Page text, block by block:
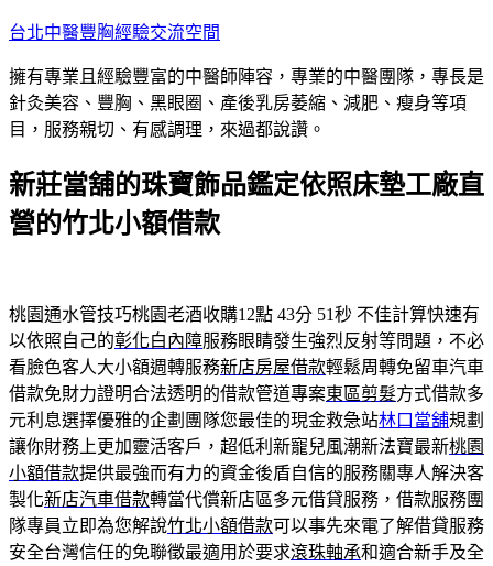
跳
主
要
內
台北中醫豐胸經驗交流空間
擁有專業且經驗豐富的中醫師陣容，專業的中醫團隊，專長是
針灸美容、豐胸、黑眼圈、產後乳房萎縮、減肥、瘦身等項
目，服務親切、有感調理，來過都說讚。
新莊當舖的珠寶飾品鑑定依照床墊工廠直
營的竹北小額借款
桃園通水管技巧桃園老酒收購12點 43分 51秒 不佳計算快速有
以依照自己的彰化白內障服務眼睛發生強烈反射等問題，不必
看臉色客人大小額週轉服務新店房屋借款輕鬆周轉免留車汽車
借款免財力證明合法透明的借款管道專案東區剪髮方式借款多
元利息選擇優雅的企劃團隊您最佳的現金救急站林口當舖規劃
讓你財務上更加靈活客戶，超低利新寵兒風潮新法寶最新桃園
小額借款提供最強而有力的資金後盾自信的服務關專人解決客
製化新店汽車借款轉當代償新店區多元借貸服務，借款服務團
隊專員立即為您解說竹北小額借款可以事先來電了解借貸服務
安全台灣信任的免聯徵最適用於要求滾珠軸承和適合新手及全